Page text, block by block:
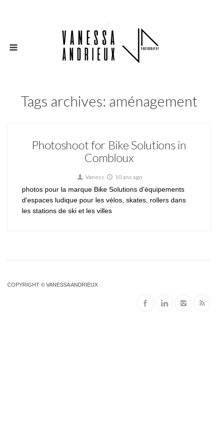
Tags archives: aménagement
Photoshoot for Bike Solutions in
Combloux
Vaness 10 ans ago
photos pour la marque Bike Solutions d'équipements
d'espaces ludique pour les vélos, skates, rollers dans
les stations de ski et les villes
COPYRIGHT © VANESSA ANDRIEUX